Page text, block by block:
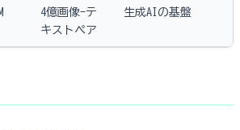
4億画像-テ
キストペア
生成AIの基盤